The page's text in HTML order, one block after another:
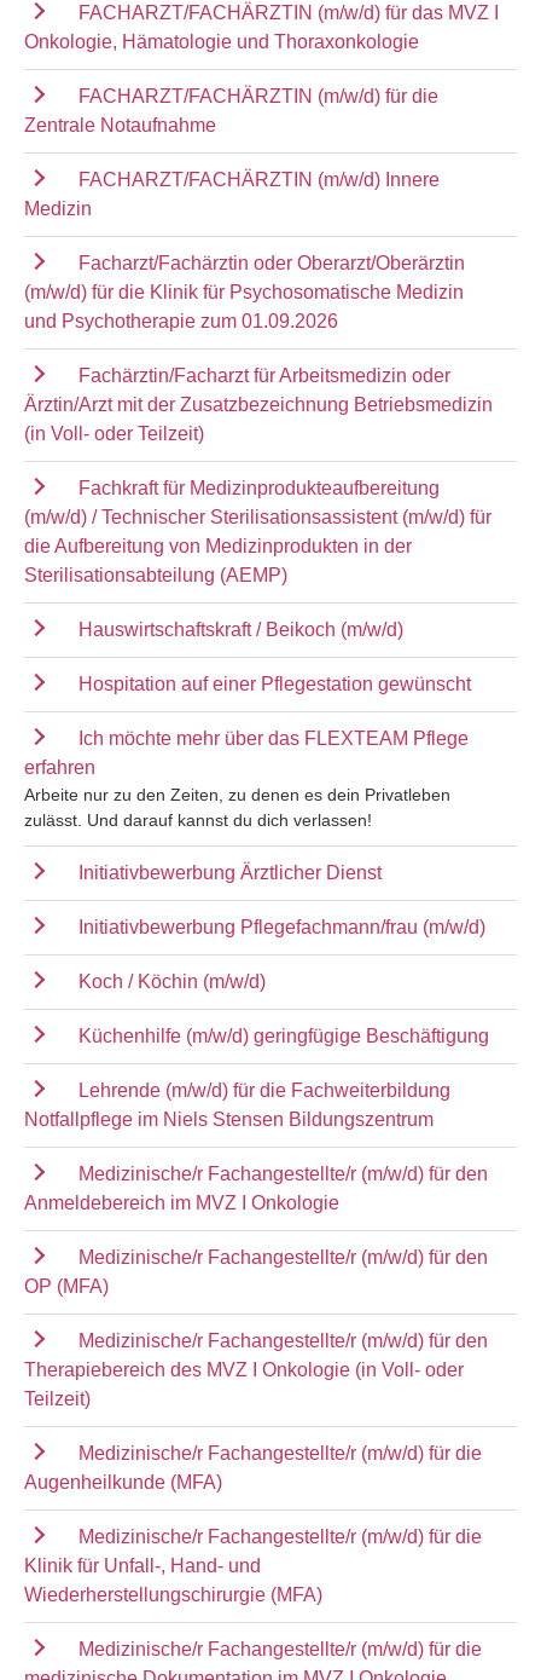
FACHARZT/FACHÄRZTIN (m/w/d) für das MVZ I
Onkologie, Hämatologie und Thoraxonkologie
FACHARZT/FACHÄRZTIN (m/w/d) für die
Zentrale Notaufnahme
FACHARZT/FACHÄRZTIN (m/w/d) Innere
Medizin
Facharzt/Fachärztin oder Oberarzt/Oberärztin
(m/w/d) für die Klinik für Psychosomatische Medizin
und Psychotherapie zum 01.09.2026
Fachärztin/Facharzt für Arbeitsmedizin oder
Ärztin/Arzt mit der Zusatzbezeichnung Betriebsmedizin
(in Voll- oder Teilzeit)
Fachkraft für Medizinprodukteaufbereitung
(m/w/d) / Technischer Sterilisationsassistent (m/w/d) für
die Aufbereitung von Medizinprodukten in der
Sterilisationsabteilung (AEMP)
Hauswirtschaftskraft / Beikoch (m/w/d)
Hospitation auf einer Pflegestation gewünscht
Ich möchte mehr über das FLEXTEAM Pflege
erfahren
Arbeite nur zu den Zeiten, zu denen es dein Privatleben
zulässt. Und darauf kannst du dich verlassen!
Initiativbewerbung Ärztlicher Dienst
Initiativbewerbung Pflegefachmann/frau (m/w/d)
Koch / Köchin (m/w/d)
Küchenhilfe (m/w/d) geringfügige Beschäftigung
Lehrende (m/w/d) für die Fachweiterbildung
Notfallpflege im Niels Stensen Bildungszentrum
Medizinische/r Fachangestellte/r (m/w/d) für den
Anmeldebereich im MVZ I Onkologie
Medizinische/r Fachangestellte/r (m/w/d) für den
OP (MFA)
Medizinische/r Fachangestellte/r (m/w/d) für den
Therapiebereich des MVZ I Onkologie (in Voll- oder
Teilzeit)
Medizinische/r Fachangestellte/r (m/w/d) für die
Augenheilkunde (MFA)
Medizinische/r Fachangestellte/r (m/w/d) für die
Klinik für Unfall-, Hand- und
Wiederherstellungschirurgie (MFA)
Medizinische/r Fachangestellte/r (m/w/d) für die